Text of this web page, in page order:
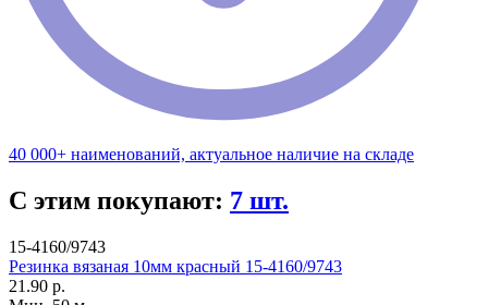
40 000+ наименований, актуальное наличие на складе
С этим покупают: 7 шт.
15-4160/9743
Резинка вязаная 10мм красный 15-4160/9743
21.90 р.